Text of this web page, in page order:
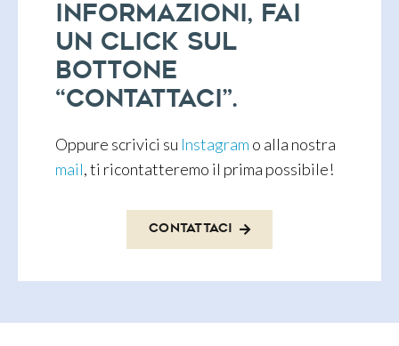
informazioni, fai
un click sul
bottone
“contattaci”.
Oppure scrivici su Instagram o alla nostra
mail, ti ricontatteremo il prima possibile!
Contattaci